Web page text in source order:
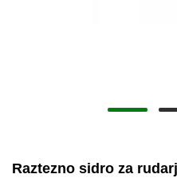
Raztezno sidro za